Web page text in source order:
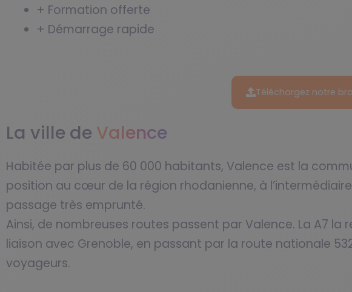
+ Formation offerte
+ Démarrage rapide
Téléchargez notre
La ville de Valence
Habitée par plus de 60 000 habitants, Valence est la
position au cœur de la région rhodanienne, à
passage très emprunté.
Ainsi, de nombreuses routes passent par Valence. La A7 la
liaison avec Grenoble, en passant par la route nationale
voyageurs.